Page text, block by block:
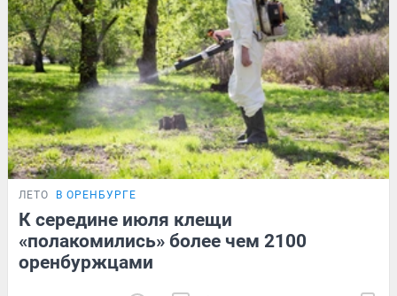
ЛЕТО В ОРЕНБУРГЕ
К середине июля клещи
«полакомились» более чем 2100
оренбуржцами